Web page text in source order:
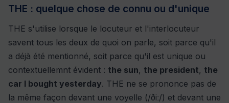
THE : quelque chose de connu ou d'unique
THE s'utilise lorsque le locuteur et l'interlocuteur
savent tous les deux de quoi on parle, soit parce qu'il
a déjà été mentionné, soit parce qu'il est unique ou
contextuellemnt évident : the sun, the president, the
car I bought yesterday. THE ne se prononce pas de
la même façon devant une voyelle (/ðiː/) et devant une